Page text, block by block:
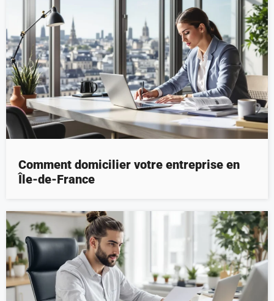
Comment domicilier votre entreprise en
Île-de-France